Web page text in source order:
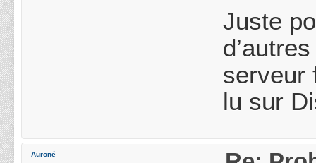
Juste
serveur
lu sur
Auroné